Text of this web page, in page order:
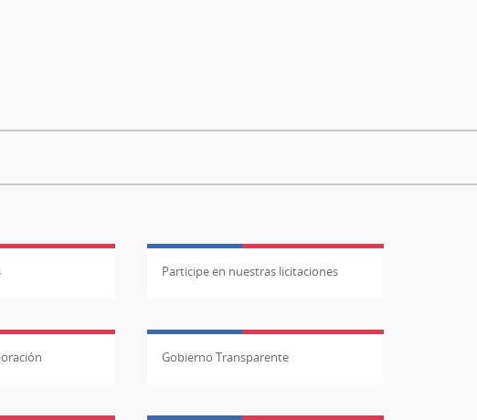
Participe en nuestras licitaciones
Gobierno Transparente